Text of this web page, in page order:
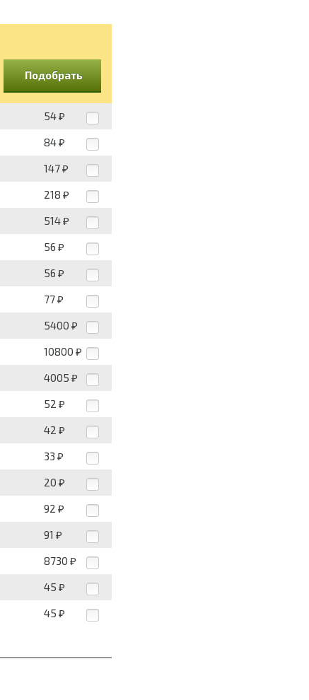
Подобрать
54 ₽
84 ₽
147 ₽
218 ₽
514 ₽
56 ₽
56 ₽
77 ₽
5400 ₽
10800 ₽
4005 ₽
52 ₽
42 ₽
33 ₽
20 ₽
92 ₽
91 ₽
8730 ₽
45 ₽
45 ₽